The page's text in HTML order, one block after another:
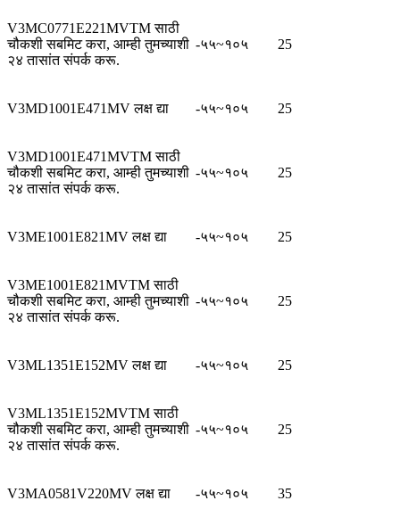
V3MC0771E221MVTM साठी
चौकशी सबमिट करा, आम्ही तुमच्याशी
२४ तासांत संपर्क करू.
-५५~१०५ 25
V3MD1001E471MV लक्ष द्या -५५~१०५ 25
V3MD1001E471MVTM साठी
चौकशी सबमिट करा, आम्ही तुमच्याशी
२४ तासांत संपर्क करू.
-५५~१०५ 25
V3ME1001E821MV लक्ष द्या -५५~१०५ 25
V3ME1001E821MVTM साठी
चौकशी सबमिट करा, आम्ही तुमच्याशी
२४ तासांत संपर्क करू.
-५५~१०५ 25
V3ML1351E152MV लक्ष द्या -५५~१०५ 25
V3ML1351E152MVTM साठी
चौकशी सबमिट करा, आम्ही तुमच्याशी
२४ तासांत संपर्क करू.
-५५~१०५ 25
V3MA0581V220MV लक्ष द्या -५५~१०५ 35